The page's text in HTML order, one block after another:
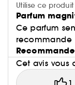
Utilise ce
Parfum
Ce parfum
recommande
Cet avis vous
1